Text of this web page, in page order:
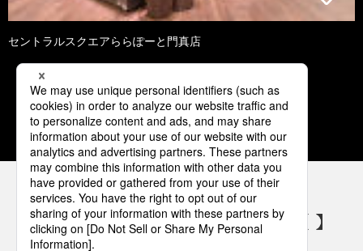
セントラルスクエアららぽーと門真店
1 2 3 4 5
パナソニックの電気設備 SNSアカウント